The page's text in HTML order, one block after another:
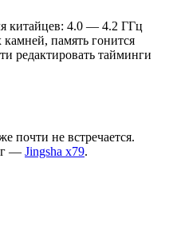
китайцев: 4.0 — 4.2 ГГц
память гонится
редактировать тайминги
почти не встречается.
— Jingsha x79.